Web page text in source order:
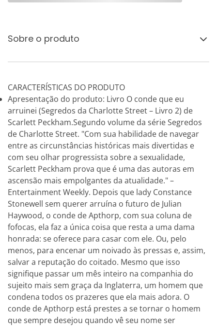
Sobre o produto
CARACTERÍSTICAS DO PRODUTO
Apresentação do produto: Livro O conde que eu
arruinei (Segredos da Charlotte Street – Livro 2) de
Scarlett Peckham.Segundo volume da série Segredos
de Charlotte Street. "Com sua habilidade de navegar
entre as circunstâncias históricas mais divertidas e
com seu olhar progressista sobre a sexualidade,
Scarlett Peckham prova que é uma das autoras em
ascensão mais empolgantes da atualidade." –
Entertainment Weekly. Depois que lady Constance
Stonewell sem querer arruína o futuro de Julian
Haywood, o conde de Apthorp, com sua coluna de
fofocas, ela faz a única coisa que resta a uma dama
honrada: se oferece para casar com ele. Ou, pelo
menos, para encenar um noivado às pressas e, assim,
salvar a reputação do coitado. Mesmo que isso
signifique passar um mês inteiro na companhia do
sujeito mais sem graça da Inglaterra, um homem que
condena todos os prazeres que ela mais adora. O
conde de Apthorp está prestes a se tornar o homem
que sempre desejou quando vê seu nome ser